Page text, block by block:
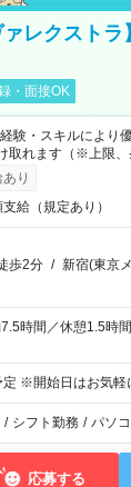
レクストラ
・面接OK
・スキルにより
取れます（※上限、
り
給（規定あり）
歩2分 / 新宿(東京
※開始日はお気軽
/ シフト勤務 / パソ
応募する